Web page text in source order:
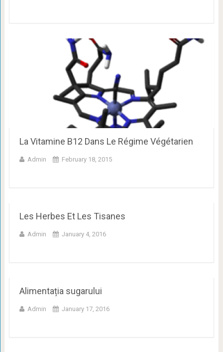
La Vitamine B12 Dans Le Régime Végétarien
Admin February 18, 2015
Les Herbes Et Les Tisanes
Admin January 4, 2016
Alimentația sugarului
Admin January 17, 2016